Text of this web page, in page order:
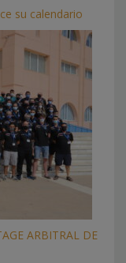
su calendario
ARBITRAL DE